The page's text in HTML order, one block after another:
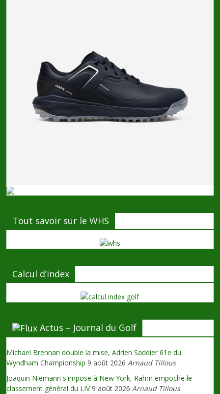
Tout savoir sur le WHS
Calcul d’index
Actus – Journal du Golf
Michael Brennan double la mise, Adrien Saddier 61e du
Wyndham Championship 9 août 2026 Arnaud Tillous
Joaquin Niemann s'impose à New York, Rahm empoche le
classement général du LIV 9 août 2026 Arnaud Tillous